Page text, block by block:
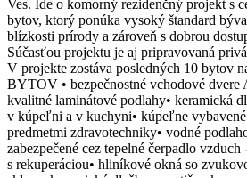
Ves. Ide o komorný rezidenčný projekt s
bytov, ktorý ponúka vysoký štandard
blízkosti prírody a zároveň s dobrou
Súčasťou projektu je aj pripravovaná
V projekte zostáva posledných 10 bytov
BYTOV • bezpečnostné vchodové dvere
kvalitné laminátové podlahy• keramická
v kúpeľni a v kuchyni• kúpeľne
predmetmi zdravotechniky• vodné
zabezpečené cez tepelné čerpadlo
s rekuperáciou• hliníkové okná so